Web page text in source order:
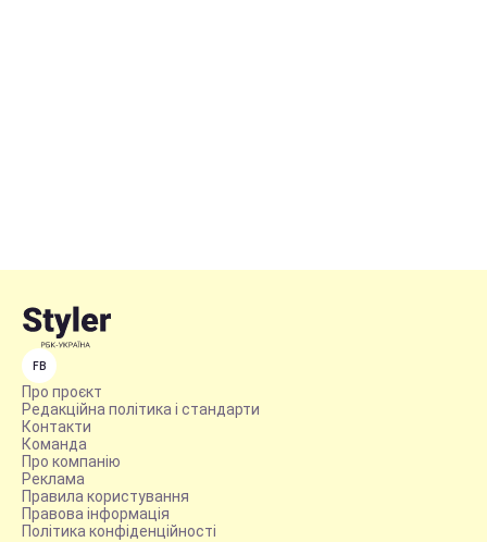
FB
Про проєкт
Редакційна політика і стандарти
Контакти
Команда
Про компанію
Реклама
Правила користування
Правова інформація
Політика конфіденційності